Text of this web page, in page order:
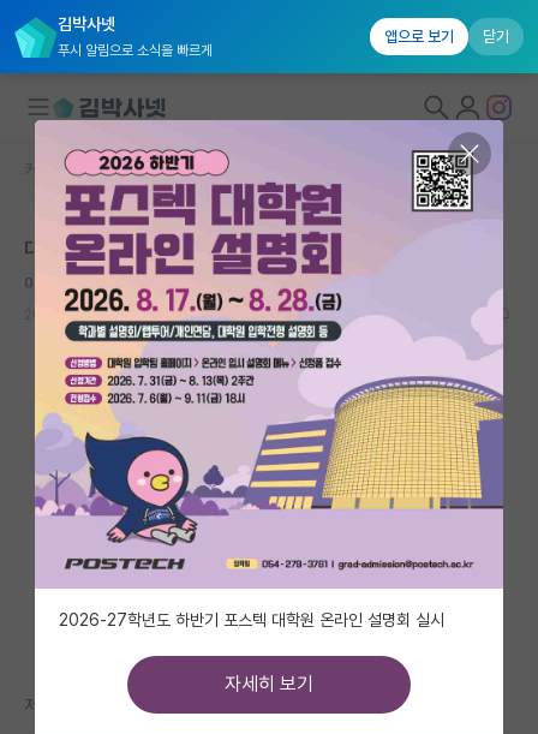
김박사넷
푸시 알림으로 소식을 빠르게
앱으로 보기 닫기
대학원생 모집
국내대학원 정보
연구실&오픈랩
커뮤니티
커뮤니티 홈
전체글보기
베스트 게시판
IF 명예의전당
자유 게시판(아무개랩)
미국 유학 게시판
미국 대학원 합격 후기 게시판
커뮤니티 홈 자유 게시판(아무개랩)
대학원 진학 상담(조언 부탁드립니다)
이기적인 레오나르도 다빈치
2026.05.04 2 589
저는 현재 3학년 학부생입니다. (중경외시 라인)
2026-27학년도 하반기 포스텍 대학원 온라인 설명회 실시
자세히 보기